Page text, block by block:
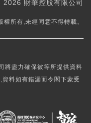
財華控股有限公司
權所有,未經同意不得轉載。
將盡力確保彼等所提供資料
料如有錯漏而令閣下蒙受